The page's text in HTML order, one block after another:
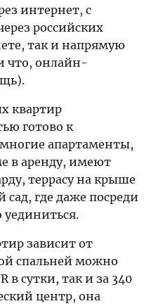
интернет, с
российских
так и напрямую
что, онлайн-
квартир
готово к
апартаменты,
в аренду, имеют
террасу на крыше
где даже посреди
зависит от
спальней можно
в сутки, так и за 340
центр, она